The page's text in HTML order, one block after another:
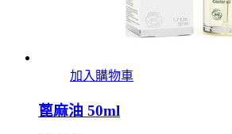
加入購物車
蓖麻油 50ml